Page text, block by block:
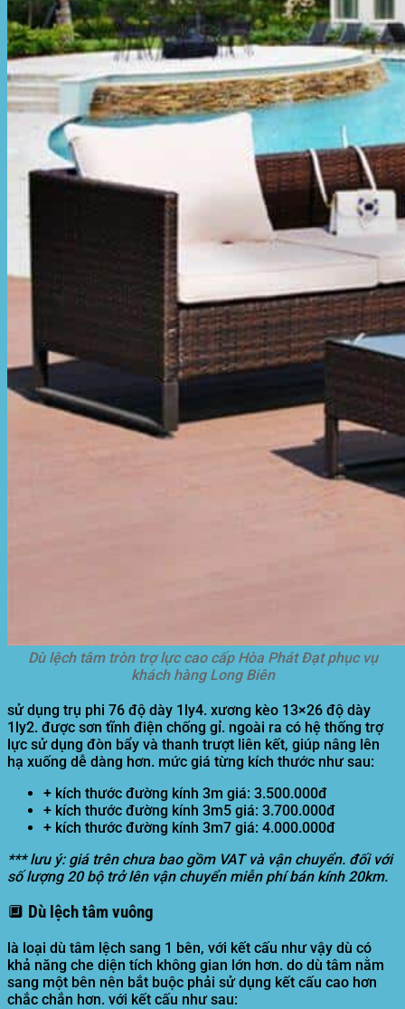
Dù lệch tâm tròn trợ lực cao cấp Hòa Phát Đạt phục vụ
khách hàng Long Biên
sử dụng trụ phi 76 độ dày 1ly4. xương kèo 13×26 độ dày
1ly2. được sơn tĩnh điện chống gỉ. ngoài ra có hệ thống trợ
lực sử dụng đòn bẩy và thanh trượt liên kết, giúp nâng lên
hạ xuống dễ dàng hơn. mức giá từng kích thước như sau:
+ kích thước đường kính 3m giá: 3.500.000đ
+ kích thước đường kính 3m5 giá: 3.700.000đ
+ kích thước đường kính 3m7 giá: 4.000.000đ
*** lưu ý: giá trên chưa bao gồm VAT và vận chuyển. đối với
số lượng 20 bộ trở lên vận chuyển miễn phí bán kính 20km.
🔲 Dù lệch tâm vuông
là loại dù tâm lệch sang 1 bên, với kết cấu như vậy dù có
khả năng che diện tích không gian lớn hơn. do dù tâm nằm
sang một bên nên bắt buộc phải sử dụng kết cấu cao hơn
chắc chắn hơn. với kết cấu như sau: